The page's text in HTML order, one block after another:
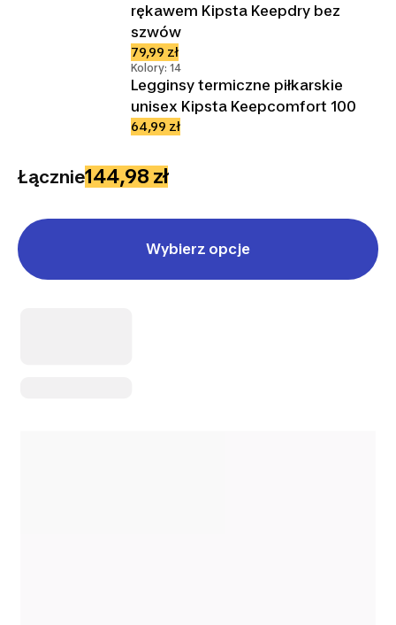
rękawem Kipsta Keepdry bez
szwów
79,99 zł
Kolory: 14
Legginsy termiczne piłkarskie
unisex Kipsta Keepcomfort 100
64,99 zł
Łącznie144,98 zł
Wybierz opcje